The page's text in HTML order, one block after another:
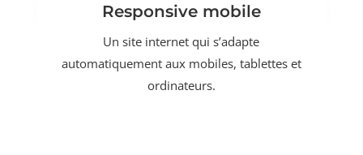
Responsive mobile
Un site internet qui s’adapte
automatiquement aux mobiles, tablettes et
ordinateurs.